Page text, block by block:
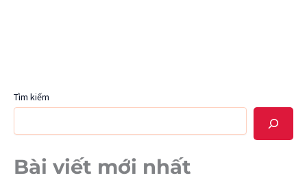
Tìm kiếm
Bài viết mới nhất